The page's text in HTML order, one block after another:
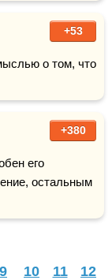
+53
о том, что
+380
его
остальным
9 10 11 12